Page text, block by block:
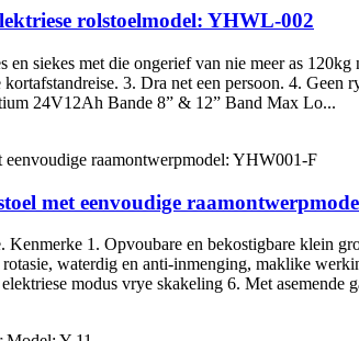
rolstoelmodel: YHWL-002
en siekes met die ongerief van nie meer as
3. Dra net een persoon. 4.
24V12Ah Bande 8” & 12” Band Max Lo...
met eenvoudige
1. Opvoubare en bekostigbare klein
waterdig en anti-inmenging, maklike
modus vrye skakeling 6. Met asemende